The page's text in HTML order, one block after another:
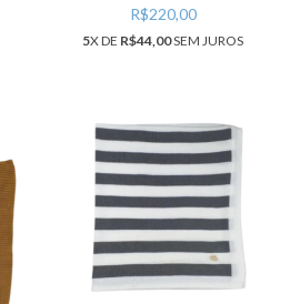
R$220,00
5X DE R$44,00SEM JUROS